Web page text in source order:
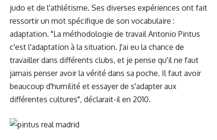
judo et de l'athlétisme. Ses diverses expériences ont fait
ressortir un mot spécifique de son vocabulaire :
adaptation. "La méthodologie de travail Antonio Pintus
c'est l'adaptation à la situation. J'ai eu la chance de
travailler dans différents clubs, et je pense qu'il ne faut
jamais penser avoir la vérité dans sa poche. Il faut avoir
beaucoup d'humilité et essayer de s'adapter aux
différentes cultures", déclarait-il en 2010.